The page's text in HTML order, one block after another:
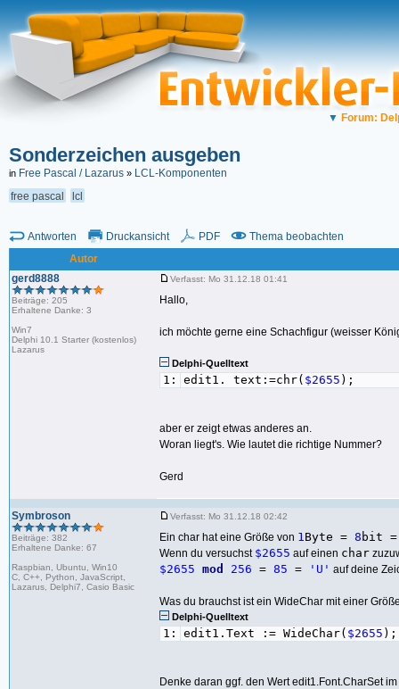
▼ Forum:
Sonderzeichen ausgeben
in Free Pascal / Lazarus » LCL-Komponenten
free pascal
lcl
Antworten Druckansicht PDF
Thema beobachten
Autor
gerd8888
Beiträge: 205
Erhaltene Danke: 3
Win7
Delphi 10.1 Starter (kostenlos)
Lazarus
Verfasst: Mo 31.12.18 01:41
Hallo,
ich möchte gerne eine Schachfigur (weisser
Delphi-Quelltext
1: edit1. text:=chr( $2655 );
aber er zeigt etwas anderes an.
Woran liegt's. Wie lautet die richtige Nummer?
Gerd
Symbroson
Beiträge: 382
Erhaltene Danke: 67
Raspbian, Ubuntu, Win10
C, C++, Python, JavaScript,
Lazarus, Delphi7, Casio Basic
Verfasst: Mo 31.12.18 02:42
Ein char hat eine Größe von 1Byte = 8 bit
Wenn du versuchst $2655 auf einen char
$2655 mod 256 = 85 = 'U' auf deine
Was du brauchst ist ein WideChar mit einer
Delphi-Quelltext
1: edit1.Text := WideChar( $2655 );
Denke daran ggf. den Wert edit1.Font.CharSet